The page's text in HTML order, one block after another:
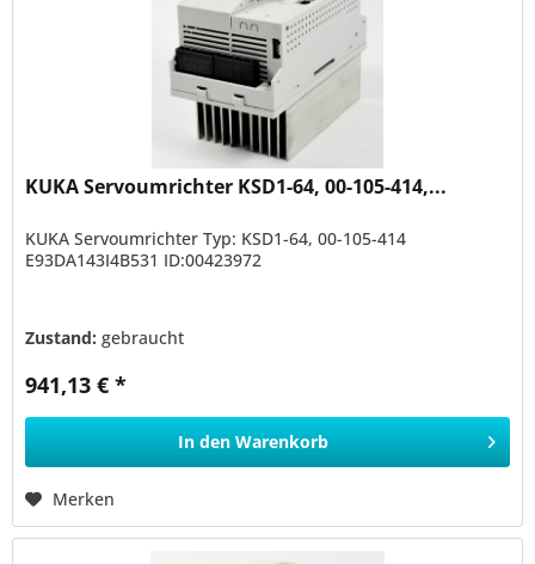
KUKA Servoumrichter KSD1-64, 00-105-414,...
KUKA Servoumrichter Typ: KSD1-64, 00-105-414
E93DA143I4B531 ID:00423972
Zustand:gebraucht
941,13 € *
In den Warenkorb
Merken